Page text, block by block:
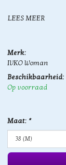
LEES MEER
Merk:
IVKO Woman
Beschikbaarheid:
Op voorraad
Maat: *